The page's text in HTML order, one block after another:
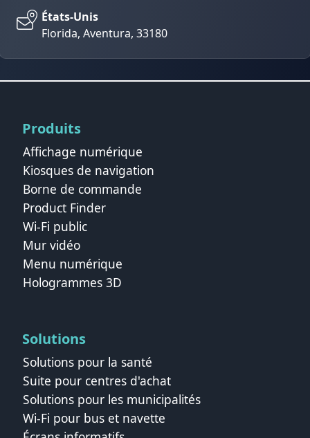
États-Unis
Florida, Aventura, 33180
Produits
Affichage numérique
Kiosques de navigation
Borne de commande
Product Finder
Wi-Fi public
Mur vidéo
Menu numérique
Hologrammes 3D
Solutions
Solutions pour la santé
Suite pour centres d'achat
Solutions pour les municipalités
Wi‑Fi pour bus et navette